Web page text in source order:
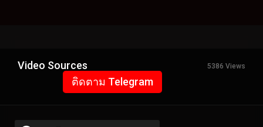
Video Sources 5386 Views
ติดตาม Telegram